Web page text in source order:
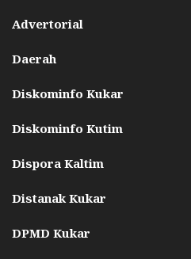
Advertorial
Daerah
Diskominfo Kukar
Diskominfo Kutim
Dispora Kaltim
Distanak Kukar
DPMD Kukar